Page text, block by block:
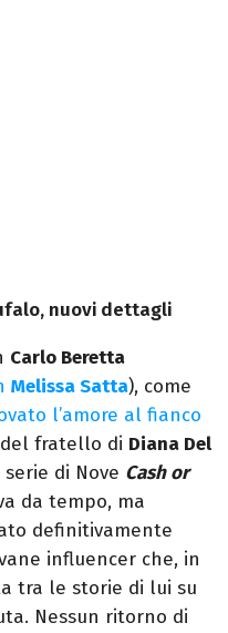
nuovi dettagli
Carlo Beretta
Melissa Satta), come
l’amore al fianco
fratello di Diana Del
di Nove Cash or
da tempo, ma
definitivamente
influencer che, in
tra le storie di lui su
Nessun ritorno di